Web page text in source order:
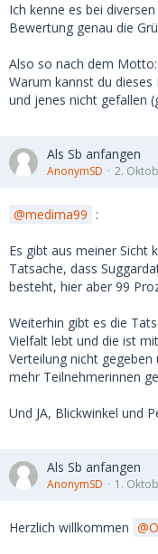
Ich kenne es bei
Bewertung genau die
Also so nach dem
Warum kannst du
und jenes nicht gefallen
Als Sb anfangen
AnonymSD 2.
medima99 :
Es gibt aus meiner Sicht
Tatsache, dass
besteht, hier aber 99
Weiterhin gibt es die
Vielfalt lebt und die ist
Verteilung nicht
mehr Teilnehmerinnen
Und JA, Blickwinkel und
Als Sb anfangen
AnonymSD 1.
Herzlich willkommen